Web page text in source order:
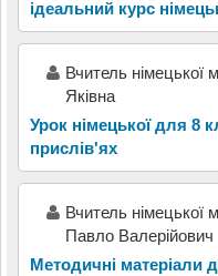
ідеальний курс
Вчитель німецької
Яківна
Урок німецької для 8
прислів'ях
Вчитель німецької
Павло Валерійович
Методичні матеріали